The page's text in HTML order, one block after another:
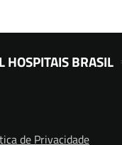
HOSPITAIS BRASIL
de Privacidade